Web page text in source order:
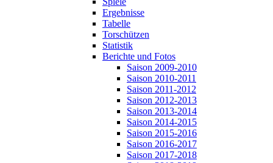
Ergebnisse
Tabelle
Torschützen
Statistik
Berichte und Fotos
Saison 2009-2010
Saison 2010-2011
Saison 2011-2012
Saison 2012-2013
Saison 2013-2014
Saison 2014-2015
Saison 2015-2016
Saison 2016-2017
Saison 2017-2018